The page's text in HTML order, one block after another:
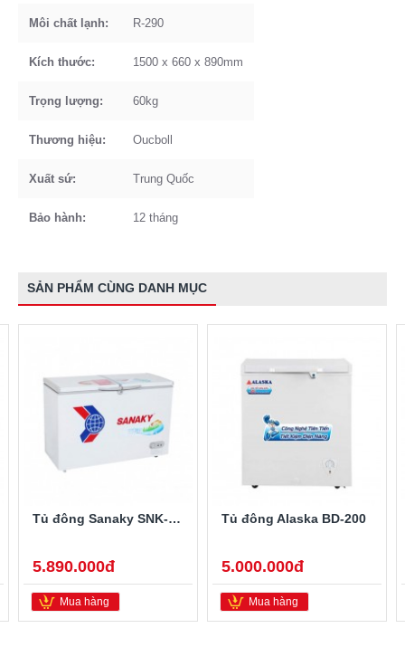
Môi chất lạnh: R-290
Kích thước: 1500 x 660 x 890mm
Trọng lượng: 60kg
Thương hiệu: Oucboll
Xuất sứ: Trung Quốc
Bảo hành: 12 tháng
SẢN PHẨM CÙNG DANH MỤC
Tủ đông Sanaky SNK-2900A
5.890.000đ
Mua hàng
Tủ đông Alaska BD-200
5.000.000đ
Mua hàng